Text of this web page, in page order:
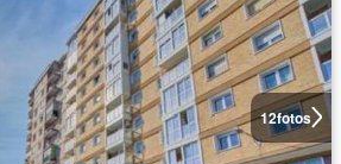
12fotos